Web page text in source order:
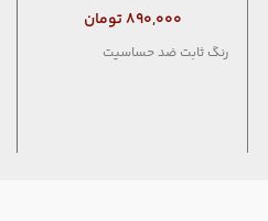
۸۹۰,۰۰۰ تومان
رنگ ثابت ضد حساسیت